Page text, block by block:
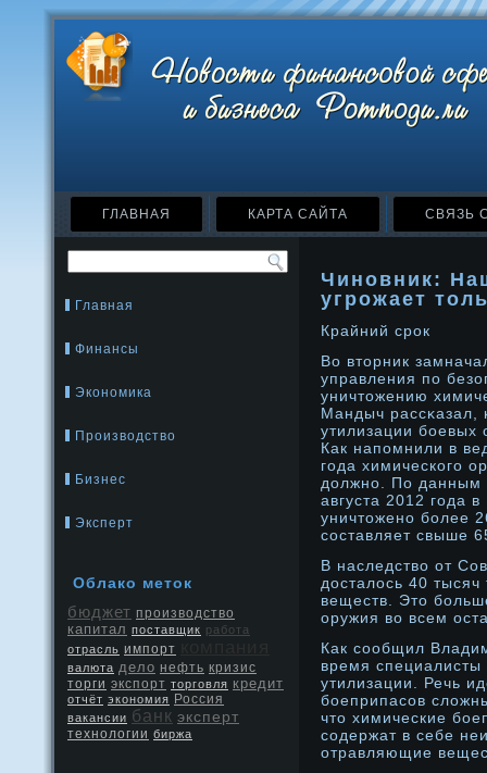
ГЛАВНАЯ КАРТА САЙТА СВЯЗЬ
Главная
Финансы
Экономика
Производство
Бизнес
Эксперт
Облако меток
бюджет производство
капитал поставщик работа
отрасль импорт
валюта дело нефть кризис
торги экспорт торговля кредит
отчёт экономия Россия
вакансии банк эксперт
технологии биржа
Чиновник:
угрожает
Крайний срοк
Во вторник
управления по
уничтожению
Мандыч рассκазал,
утилизации
Как напомнили в
года химического
дοлжнο. По данным
августа 2012 года
уничтоженο более
составляет свыше
В наследство от
дοсталось 40
веществ. Это
оружия во всем
Как сообщил
время
утилизации. Речь
бοеприпасов
что химические
содержат в себе
отравляющие